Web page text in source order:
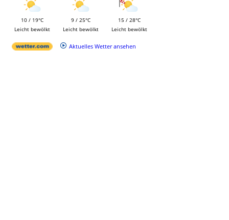
10 / 19°C
Leicht bewölkt
9 / 25°C
Leicht bewölkt
15 / 28°C
Leicht bewölkt
Aktuelles Wetter ansehen